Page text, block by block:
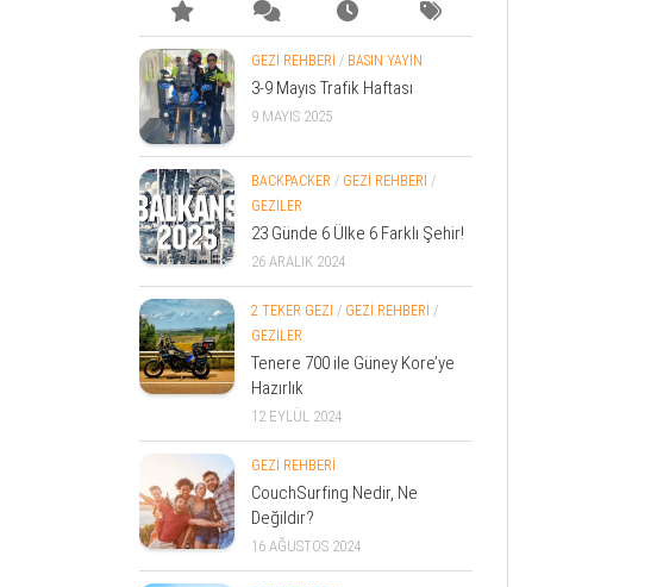
GEZİ REHBERİ / BASIN YAYIN
3-9 Mayıs Trafik Haftası
9 MAYIS 2025
BACKPACKER / GEZİ REHBERİ /
GEZİLER
23 Günde 6 Ülke 6 Farklı Şehir!
26 ARALIK 2024
2 TEKER GEZİ / GEZİ REHBERİ /
GEZİLER
Tenere 700 ile Güney Kore’ye
Hazırlık
12 EYLÜL 2024
GEZİ REHBERİ
CouchSurfing Nedir, Ne
Değildir?
16 AĞUSTOS 2024